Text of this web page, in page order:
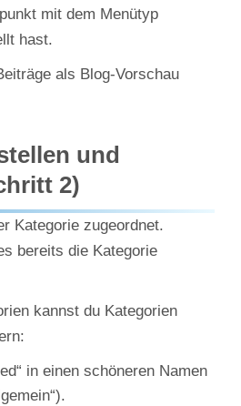
mit dem Menütyp
hast.
als Blog-Vorschau
und
2)
Kategorie zugeordnet.
bereits die Kategorie
kannst du Kategorien
in einen schöneren Namen